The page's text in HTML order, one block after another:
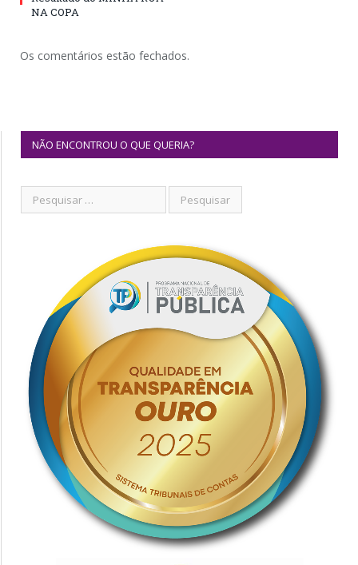
NA COPA
Os comentários estão fechados.
NÃO ENCONTROU O QUE QUERIA?